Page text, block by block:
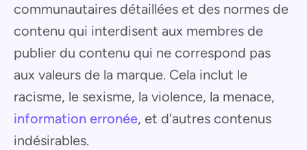
communautaires détaillées et des normes de
contenu qui interdisent aux membres de
publier du contenu qui ne correspond pas
aux valeurs de la marque. Cela inclut le
racisme, le sexisme, la violence, la menace,
information erronée, et d'autres contenus
indésirables.